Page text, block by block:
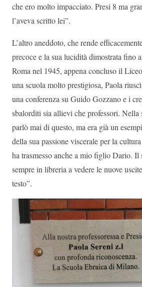
che ero molto impacciato. Presi 8 ma
l’aveva scritto lei”.
L’altro aneddoto, che rende
precoce e la sua lucidità dimostrata fino
Roma nel 1945, appena concluso il
una scuola molto prestigiosa, Paola
una conferenza su Guido Gozzano e i
sbalorditi sia allievi che professori. Nella
parlò mai di questo, ma era già un
della sua passione viscerale per la
ha trasmesso anche a mio figlio Dario. Il
sempre in libreria a vedere le nuove
testo”.